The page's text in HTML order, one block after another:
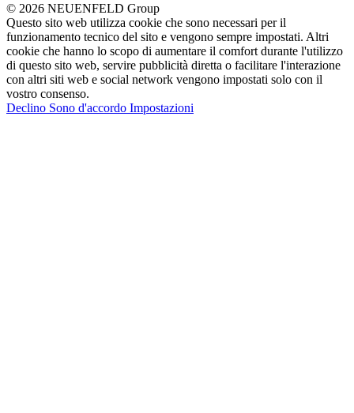
© 2026 NEUENFELD Group
Questo sito web utilizza cookie che sono necessari per il
funzionamento tecnico del sito e vengono sempre impostati. Altri
cookie che hanno lo scopo di aumentare il comfort durante l'utilizzo
di questo sito web, servire pubblicità diretta o facilitare l'interazione
con altri siti web e social network vengono impostati solo con il
vostro consenso.
Declino Sono d'accordo Impostazioni